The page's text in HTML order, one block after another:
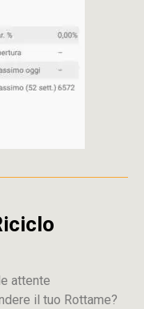
attente
il tuo Rottame?